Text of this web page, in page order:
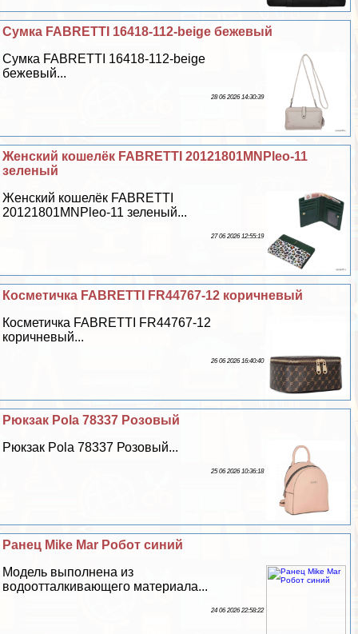
Сумка FABRETTI 16418-112-beige бежевый
Сумка FABRETTI 16418-112-beige
бежевый...
28 06 2026 14:30:39
Женский кошелёк FABRETTI 20121801MNPleo-11
зеленый
Женский кошелёк FABRETTI
20121801MNPleo-11 зеленый...
27 06 2026 12:55:19
Косметичка FABRETTI FR44767-12 коричневый
Косметичка FABRETTI FR44767-12
коричневый...
26 06 2026 16:40:40
Рюкзак Pola 78337 Розовый
Рюкзак Pola 78337 Розовый...
25 06 2026 10:36:18
Ранец Mike Mar Робот синий
Модель выполнена из
водоотталкивающего материала...
24 06 2026 22:58:22